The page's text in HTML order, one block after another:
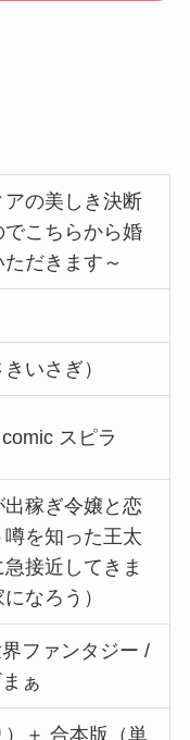
の美しき決断
でこちらから婚
だきます～
いさぎ）
スピラ
出稼ぎ令嬢と恋
を知った王太
接近してきま
なろう）
ファンタジー /
ぁ
＋ 合本版（単